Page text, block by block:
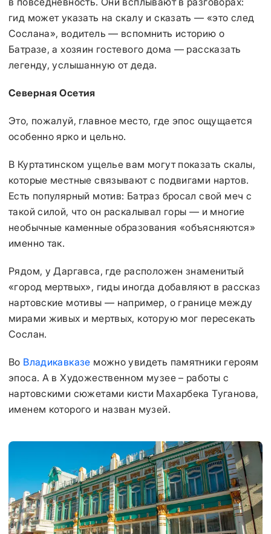
гид может указать на скалу и сказать — «это след
Сослана», водитель — вспомнить историю о
Батразе, а хозяин гостевого дома — рассказать
легенду, услышанную от деда.
Северная Осетия
Это, пожалуй, главное место, где эпос ощущается
особенно ярко и цельно.
В Куртатинском ущелье вам могут показать скалы,
которые местные связывают с подвигами нартов.
Есть популярный мотив: Батраз бросал свой меч с
такой силой, что он раскалывал горы — и многие
необычные каменные образования «объясняются»
именно так.
Рядом, у Даргавса, где расположен знаменитый
«город мертвых», гиды иногда добавляют в рассказ
нартовские мотивы — например, о границе между
мирами живых и мертвых, которую мог пересекать
Сослан.
Во Владикавказе можно увидеть памятники героям
эпоса. А в Художественном музее – работы с
нартовскими сюжетами кисти Махарбека Туганова,
именем которого и назван музей.